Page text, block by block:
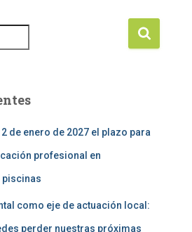
de enero de 2027 el plazo para
profesional en
piscinas
como eje de actuación local:
perder nuestras próximas